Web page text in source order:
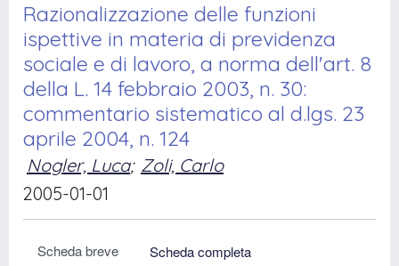
Razionalizzazione delle funzioni
ispettive in materia di previdenza
sociale e di lavoro, a norma dell'art. 8
della L. 14 febbraio 2003, n. 30:
commentario sistematico al d.lgs. 23
aprile 2004, n. 124
Nogler, Luca; Zoli, Carlo
2005-01-01
Scheda breve
Scheda completa